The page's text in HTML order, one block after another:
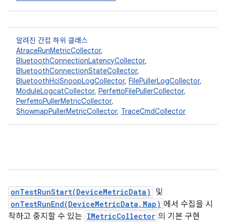
알려진 간접 하위 클래스
AtraceRunMetricCollector,
BluetoothConnectionLatencyCollector,
BluetoothConnectionStateCollector,
BluetoothHciSnoopLogCollector, FilePullerLogCollector,
ModuleLogcatCollector, PerfettoFilePullerCollector,
PerfettoPullerMetricCollector,
ShowmapPullerMetricCollector, TraceCmdCollector
onTestRunStart(DeviceMetricData) 및
onTestRunEnd(DeviceMetricData,Map) 에서 수집을 시
작하고 중지할 수 있는 IMetricCollector 의 기본 구현